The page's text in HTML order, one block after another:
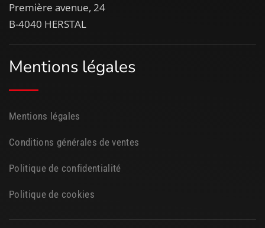
Mentions légales
Mentions légales
Conditions générales de ventes
Politique de confidentialité
Politique de cookies
Première avenue, 24
B-4040 HERSTAL